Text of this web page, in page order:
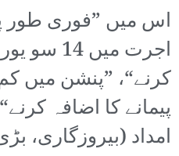
اس میں ”فوری طور
اجرت میں
کرنے“، ”پنشن میں
پیمانے کا اضافہ
امداد (بیروزگاری،